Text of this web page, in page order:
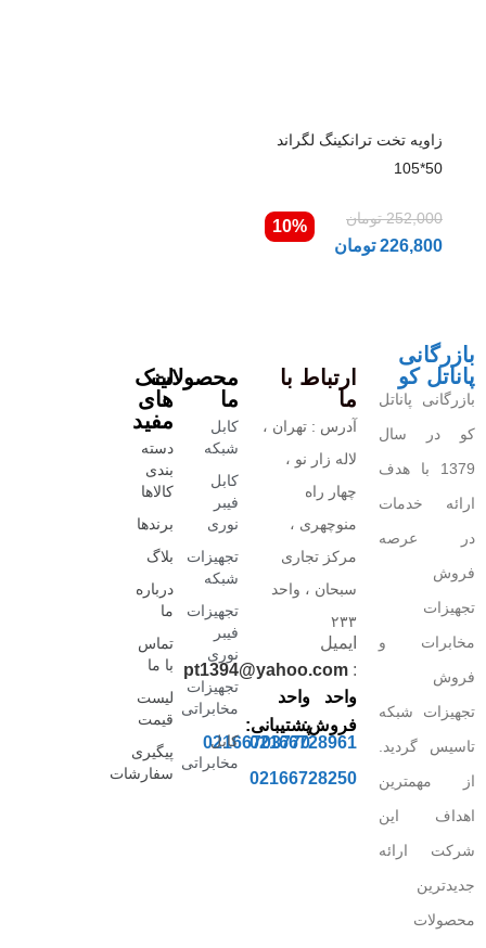
زاویه تخت ترانکینگ لگراند
50*105
252,000 تومان
226,800 تومان
10%
بازرگانی
پاناتل کو
بازرگانی پاناتل
کو در سال
1379 با هدف
ارائه خدمات
در عرصه
فروش
تجهیزات
مخابرات و
فروش
تجهیزات شبکه
تاسیس گردید.
از مهمترین
اهداف این
شرکت ارائه
جدیدترین
محصولات
ارتباط با
ما
آدرس : تهران ،
لاله زار نو ،
چهار راه
منوچهری ،
مرکز تجاری
سبحان ، واحد
۲۳۳
ایمیل
:
pt1394@yahoo.com
واحد
فروش:
02166728961
02166728250
واحد
پشتیبانی:
02166703770
محصولات
ما
کابل
شبکه
کابل
فیبر
نوری
تجهیزات
شبکه
تجهیزات
فیبر
نوری
تجهیزات
مخابراتی
کابل
مخابراتی
لینک
های
مفید
دسته
بندی
کالاها
برندها
بلاگ
درباره
ما
تماس
با ما
لیست
قیمت
پیگیری
سفارشات